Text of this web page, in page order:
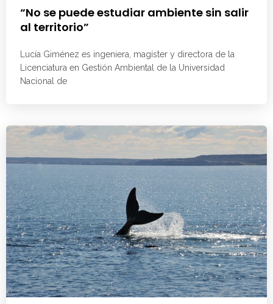
“No se puede estudiar ambiente sin salir
al territorio”
Lucía Giménez es ingeniera, magíster y directora de la
Licenciatura en Gestión Ambiental de la Universidad
Nacional de